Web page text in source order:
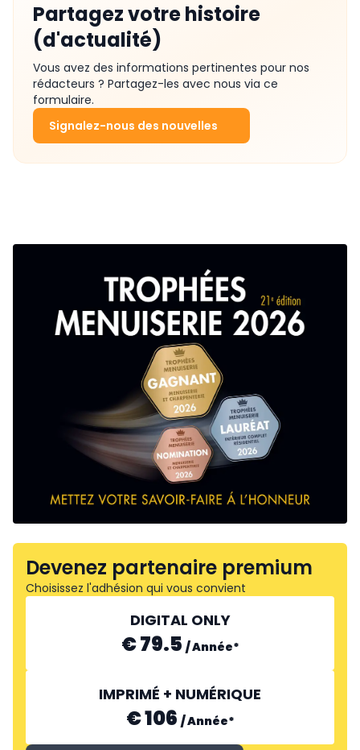
Partagez votre histoire
(d'actualité)
Vous avez des informations pertinentes pour nos
rédacteurs ? Partagez-les avec nous via ce
formulaire.
Signalez-nous des nouvelles
Devenez partenaire premium
Choisissez l'adhésion qui vous convient
DIGITAL ONLY
€ 79.5 /Année*
IMPRIMÉ + NUMÉRIQUE
€ 106 /Année*